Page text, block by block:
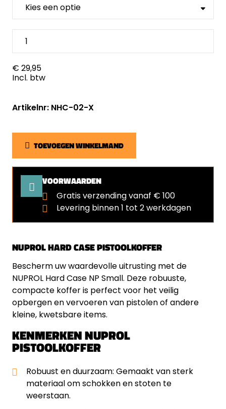
NUPROL HARD CASE PISTOOLKOFFER
Bescherm uw waardevolle uitrusting met de
NUPROL Hard Case NP Small. Deze robuuste,
compacte koffer is perfect voor het veilig
opbergen en vervoeren van pistolen of andere
kleine, kwetsbare items.
KENMERKEN NUPROL
PISTOOLKOFFER
Robuust en duurzaam: Gemaakt van sterk
materiaal om schokken en stoten te
weerstaan.
€ 29,95
Incl. btw
Artikelnr: NHC-02-X
TOEVOEGEN WINKELMAND
VOORWAARDEN
Gratis verzending vanaf € 100
Levering binnen 1 tot 2 werkdagen